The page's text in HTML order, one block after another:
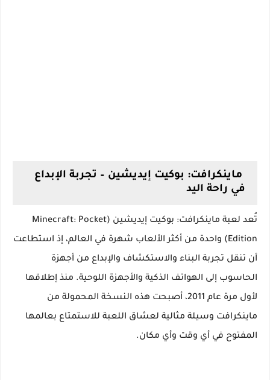
ماينكرافت: بوكيت إيديشين – تجربة الإبداع
في راحة اليد
تُعد لعبة ماينكرافت: بوكيت إيديشين (Minecraft: Pocket
Edition) واحدة من أكثر الألعاب شهرة في العالم، إذ استطاعت
أن تنقل تجربة البناء والاستكشاف والإبداع من أجهزة
الحاسوب إلى الهواتف الذكية والأجهزة اللوحية. منذ إطلاقها
لأول مرة عام 2011، أصبحت هذه النسخة المحمولة من
ماينكرافت وسيلة مثالية لعشاق اللعبة للاستمتاع بعالمها
المفتوح في أي وقت وأي مكان.